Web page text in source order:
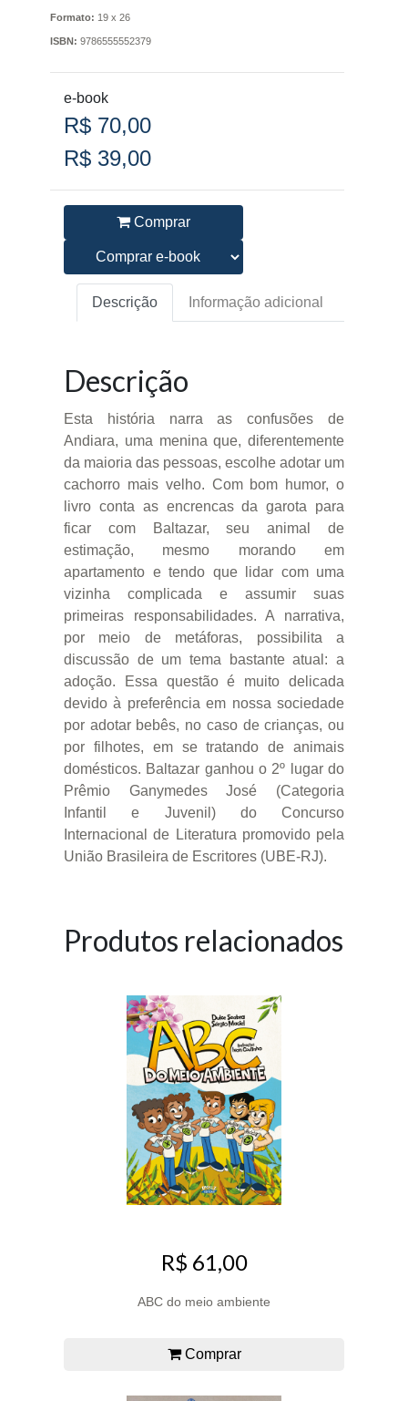
Formato: 19 x 26
ISBN: 9786555552379
e-book
R$ 70,00
R$ 39,00
Comprar
Descrição Informação adicional
Descrição
Esta história narra as confusões de
Andiara, uma menina que, diferentemente
da maioria das pessoas, escolhe adotar um
cachorro mais velho. Com bom humor, o
livro conta as encrencas da garota para
ficar com Baltazar, seu animal de
estimação, mesmo morando em
apartamento e tendo que lidar com uma
vizinha complicada e assumir suas
primeiras responsabilidades. A narrativa,
por meio de metáforas, possibilita a
discussão de um tema bastante atual: a
adoção. Essa questão é muito delicada
devido à preferência em nossa sociedade
por adotar bebês, no caso de crianças, ou
por filhotes, em se tratando de animais
domésticos. Baltazar ganhou o 2º lugar do
Prêmio Ganymedes José (Categoria
Infantil e Juvenil) do Concurso
Internacional de Literatura promovido pela
União Brasileira de Escritores (UBE-RJ).
Produtos relacionados
R$ 61,00
ABC do meio ambiente
Comprar